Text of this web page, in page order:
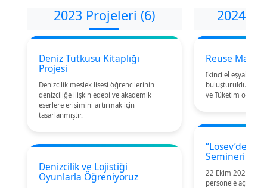
2023 Projeleri (6)
Deniz Tutkusu Kitaplığı
Projesi
Denizcilik meslek lisesi öğrencilerinin
denizciliğe ilişkin edebi ve akademik
eserlere erişimini artırmak için
tasarlanmıştır.
Denizcilik ve Lojistiği
Oyunlarla Öğreniyoruz
2024
Reuse
İkinci el eşyaların
buluşturulduğu,
ve Tüketim odaklı
“Lösev’de
Semineri
22 Ekim 2024
personele açık bir